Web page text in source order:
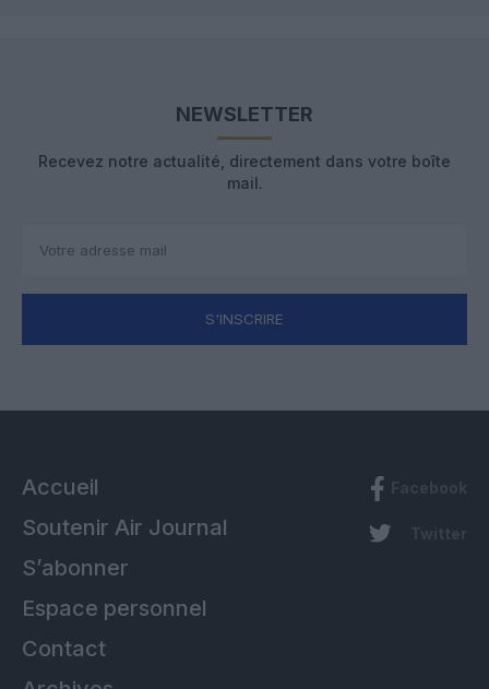
NEWSLETTER
Recevez notre actualité, directement dans votre boîte
mail.
S'INSCRIRE
Accueil
Soutenir Air Journal
S’abonner
Espace personnel
Contact